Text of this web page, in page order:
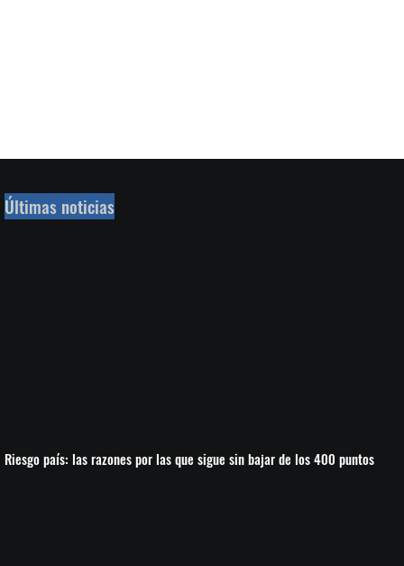
Últimas noticias
Riesgo país: las razones por las que sigue sin bajar de los 400 puntos